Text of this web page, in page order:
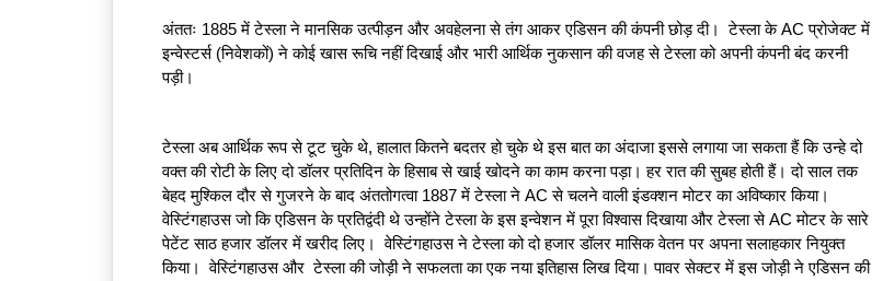
अंततः 1885 में टेस्ला ने मानसिक उत्पीड़न और अवहेलना से तंग आकर एडिसन की कंपनी छोड़ दी।  टेस्ला के AC प्रोजेक्ट में
इन्वेस्टर्स (निवेशकों) ने कोई खास रूचि नहीं दिखाई और भारी आर्थिक नुकसान की वजह से टेस्ला को अपनी कंपनी बंद करनी
पड़ी।
टेस्ला अब आर्थिक रूप से टूट चुके थे, हालात कितने बदतर हो चुके थे इस बात का अंदाजा इससे लगाया जा सकता हैं कि उन्हे दो
वक्त की रोटी के लिए दो डॉलर प्रतिदिन के हिसाब से खाई खोदने का काम करना पड़ा। हर रात की सुबह होती हैं। दो साल तक
बेहद मुश्किल दौर से गुजरने के बाद अंततोगत्वा 1887 में टेस्ला ने AC से चलने वाली इंडक्शन मोटर का अविष्कार किया।
वेस्टिंगहाउस जो कि एडिसन के प्रतिद्वंदी थे उन्होंने टेस्ला के इस इन्वेशन में पूरा विश्वास दिखाया और टेस्ला से AC मोटर के सारे
पेटेंट साठ हजार डॉलर में खरीद लिए।  वेस्टिंगहाउस ने टेस्ला को दो हजार डॉलर मासिक वेतन पर अपना सलाहकार नियुक्त
किया।  वेस्टिंगहाउस और  टेस्ला की जोड़ी ने सफलता का एक नया इतिहास लिख दिया। पावर सेक्टर में इस जोड़ी ने एडिसन की